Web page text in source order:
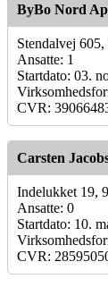
ByBo Nord
Stendalvej
Ansatte: 1
Startdato: 03.
CVR:
Carsten
Indelukket 19,
Ansatte: 0
Startdato: 10.
CVR: